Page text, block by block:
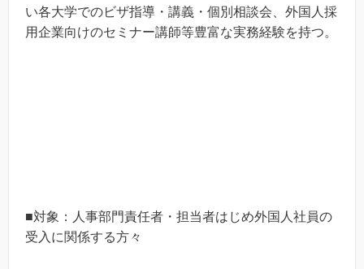
い各大学でのビザ指導・講義・個別相談会、外国人採
用企業向けのセミナー講師等豊富な実務経験を持つ。
■対象：人事部門責任者・担当者はじめ外国人社員の
受入に関係する方々